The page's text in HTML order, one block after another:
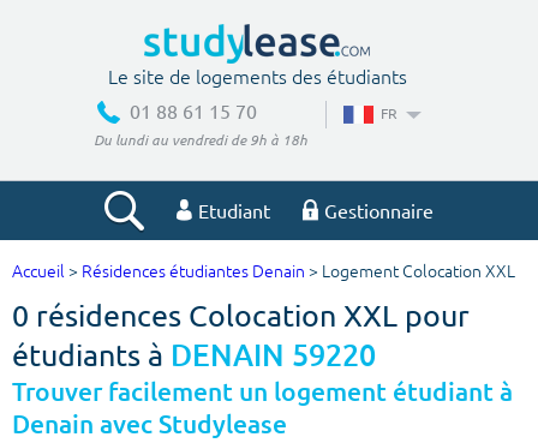
Le site de logements des étudiants
01 88 61 15 70
Du lundi au vendredi de 9h à 18h
FR
Etudiant Gestionnaire
Votre recherche
Ville, école
Accueil > Résidences étudiantes Denain > Logement Colocation XXL
0 résidences Colocation XXL pour
étudiants à DENAIN 59220
Trouver facilement un logement étudiant à
Denain avec Studylease